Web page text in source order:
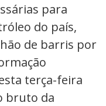
para
do país,
​de barris por
terça-feira
bruto da